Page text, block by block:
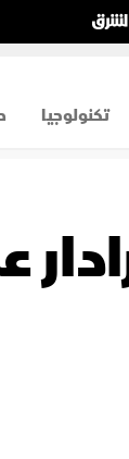
تكنولوجيا